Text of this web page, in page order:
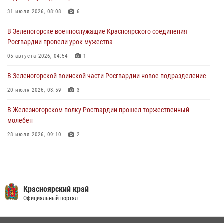
04 августа 2026, 06:50
Военнослужащие Красноярского соединения Росгвардии
познакомили отдыхающих детей с тонкостями РХБ защиты
03 августа 2026, 13:12 2
31 июля 2026, 08:08 6
В Зеленогорске военнослужащие Красноярского соединения
Росгвардии провели урок мужества
05 августа 2026, 04:54 1
В Зеленогорской воинской части Росгвардии новое подразделение
20 июля 2026, 03:59 3
В Железногорском полку Росгвардии прошел торжественный
молебен
28 июля 2026, 09:10 2
10 июля 2026, 06:18 4
Военнослужащие Росгвардии железногорской воинской части
Росгвардии получили штатное вооружение
Красноярский край
Официальный портал